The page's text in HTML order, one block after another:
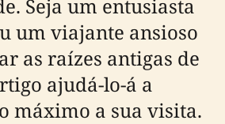
Seja um entusiasta
um viajante ansioso
as raízes antigas de
ajudá-lo-á a
máximo a sua visita.